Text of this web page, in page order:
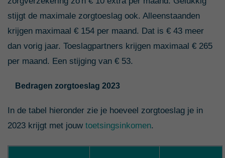
stijgt de maximale zorgtoeslag ook. Alleenstaanden
krijgen maximaal € 154 per maand. Dat is € 43 meer
dan vorig jaar. Toeslagpartners krijgen maximaal € 265
per maand. Een stijging van € 53.
Bedragen zorgtoeslag 2023
In de tabel hieronder zie je hoeveel zorgtoeslag je in
2023 krijgt met jouw toetsingsinkomen.